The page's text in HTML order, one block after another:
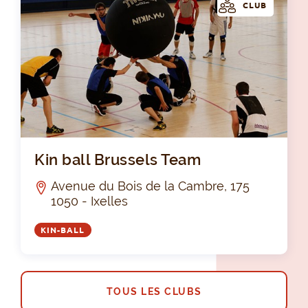
CLUB
Kin ball Brussels Team
Avenue du Bois de la Cambre, 175
1050 - Ixelles
KIN-BALL
TOUS LES CLUBS